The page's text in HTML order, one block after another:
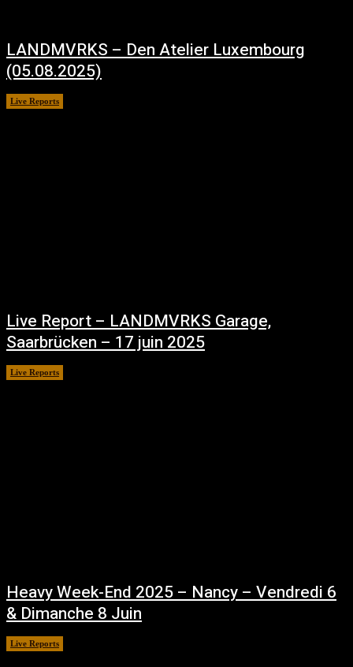
LANDMVRKS – Den Atelier Luxembourg
(05.08.2025)
Live Reports
Live Report – LANDMVRKS Garage,
Saarbrücken – 17 juin 2025
Live Reports
Heavy Week-End 2025 – Nancy – Vendredi 6
& Dimanche 8 Juin
Live Reports